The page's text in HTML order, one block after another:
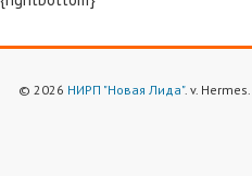
© 2026 НИРП "Новая Лида". v. Hermes.